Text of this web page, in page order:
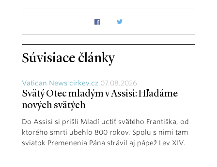
Súvisiace články
Vatican News cirkev.cz 07.08.2026
Svätý Otec mladým v Assisi: Hľadáme
nových svätých
Do Assisi si prišli Mladí uctiť svätého Františka, od
ktorého smrti ubehlo 800 rokov. Spolu s nimi tam
sviatok Premenenia Pána strávil aj pápež Lev XIV.